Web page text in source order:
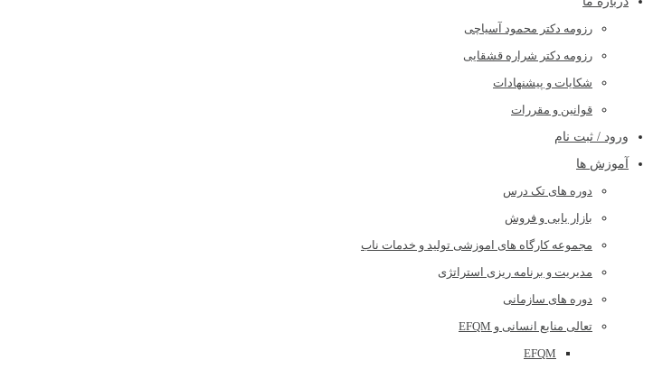
رزومه دکتر محمود آسیاچی
رزومه دکتر شراره قشقایی
شکایات و پیشنهادات
قوانین و مقررات
ورود / ثبت نام
آموزش ها
دوره های تک درس
بازار یابی و فروش
مجموعه کارگاه های اموزشی تولید و خدمات ناب
مدیریت و برنامه ریزی استراتژی
دوره های سازمانی
تعالی منابع انسانی و EFQM
EFQM